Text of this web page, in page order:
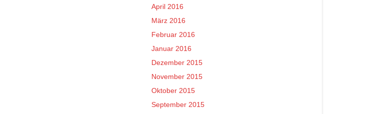
April 2016
März 2016
Februar 2016
Januar 2016
Dezember 2015
November 2015
Oktober 2015
September 2015